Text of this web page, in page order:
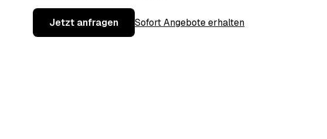
Jetzt anfragen Sofort Angebote erhalten